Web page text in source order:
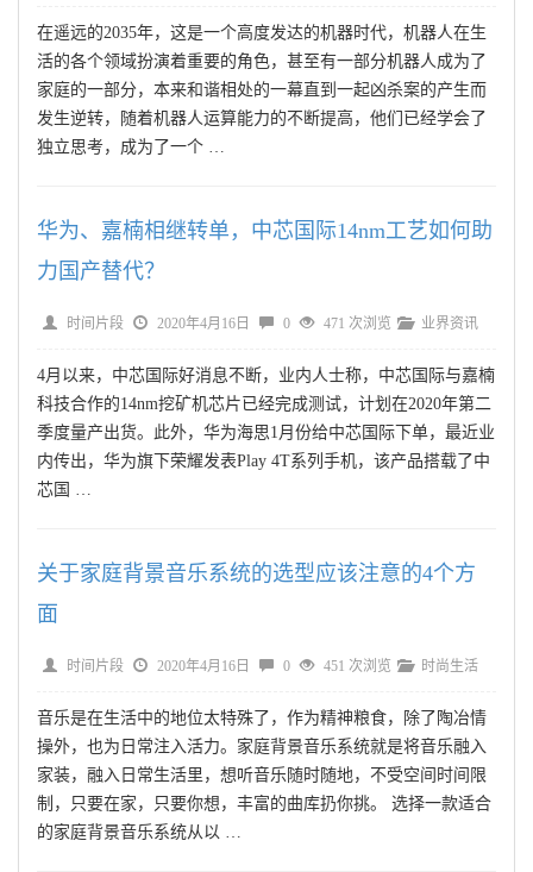
在遥远的2035年，这是一个高度发达的机器时代，机器人在生
活的各个领域扮演着重要的角色，甚至有一部分机器人成为了
家庭的一部分，本来和谐相处的一幕直到一起凶杀案的产生而
发生逆转，随着机器人运算能力的不断提高，他们已经学会了
独立思考，成为了一个 …
华为、嘉楠相继转单，中芯国际14nm工艺如何助
力国产替代？
时间片段 2020年4月16日 0 471 次浏览 业界资讯
4月以来，中芯国际好消息不断，业内人士称，中芯国际与嘉楠
科技合作的14nm挖矿机芯片已经完成测试，计划在2020年第二
季度量产出货。此外，华为海思1月份给中芯国际下单，最近业
内传出，华为旗下荣耀发表Play 4T系列手机，该产品搭载了中
芯国 …
关于家庭背景音乐系统的选型应该注意的4个方
面
时间片段 2020年4月16日 0 451 次浏览 时尚生活
音乐是在生活中的地位太特殊了，作为精神粮食，除了陶冶情
操外，也为日常注入活力。家庭背景音乐系统就是将音乐融入
家装，融入日常生活里，想听音乐随时随地，不受空间时间限
制，只要在家，只要你想，丰富的曲库扔你挑。 选择一款适合
的家庭背景音乐系统从以 …